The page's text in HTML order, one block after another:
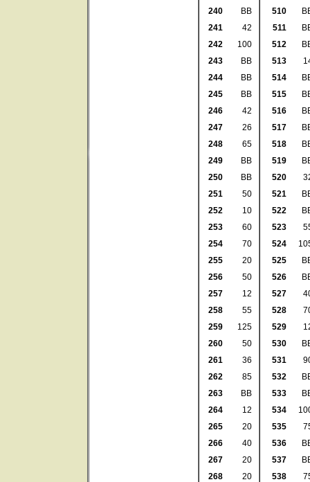
240
BB
241
42
242
100
243
BB
244
BB
245
BB
246
42
247
26
248
65
249
BB
250
BB
251
50
252
10
253
60
254
70
255
20
256
50
257
12
258
55
259
125
260
50
261
36
262
85
263
BB
264
12
265
20
266
40
267
20
268
20
510
511
512
513
514
515
516
517
518
519
520
521
522
523
524
525
526
527
528
529
530
531
532
533
534
535
536
537
538